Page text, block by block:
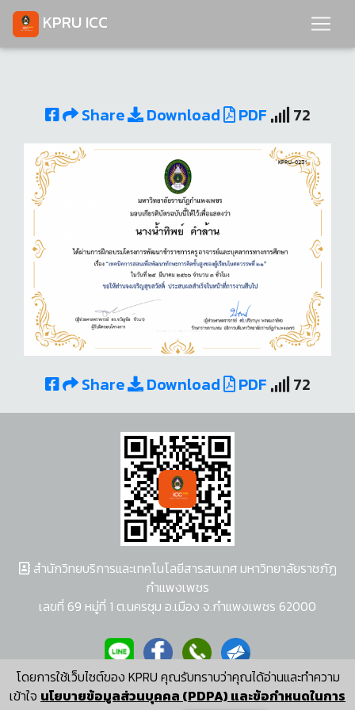
KPRU ICC
Share Download PDF 72
Share Download PDF 72
โดยการใช้เว็บไซต์ของ KPRU คุณรับทราบว่าคุณได้อ่านและทำความ
เข้าใจ นโยบายข้อมูลส่วนบุคคล (PDPA) และข้อกำหนดในการ
สำนักวิทยบริการและเทคโนโลยีสารสนเทศ มหาวิทยาลัยราชภัฏ
กำแพงเพชร
เลขที่ 69 หมู่ที่ 1 ต.นครชุม อ.เมือง จ.กำแพงเพชร 62000
ผู้พัฒนาระบบ อนุชา พวงผกา